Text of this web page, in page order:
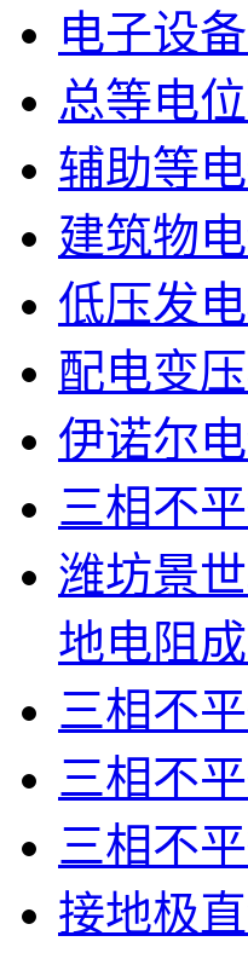
电子设
总等电
辅助等
建筑物
低压发
配电变
伊诺尔
三相不
潍坊景
地电阻
三相不
三相不
三相不
接地极